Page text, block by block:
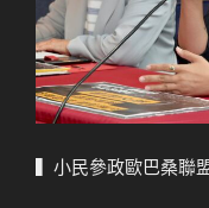
▍小民參政歐巴桑聯